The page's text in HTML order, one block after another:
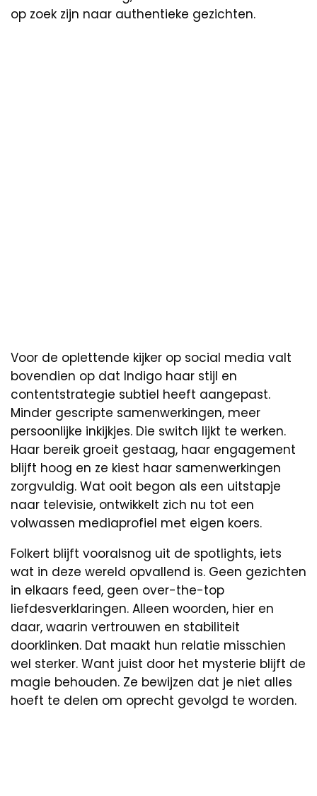
op zoek zijn naar authentieke gezichten.
Voor de oplettende kijker op social media valt
bovendien op dat Indigo haar stijl en
contentstrategie subtiel heeft aangepast.
Minder gescripte samenwerkingen, meer
persoonlijke inkijkjes. Die switch lijkt te werken.
Haar bereik groeit gestaag, haar engagement
blijft hoog en ze kiest haar samenwerkingen
zorgvuldig. Wat ooit begon als een uitstapje
naar televisie, ontwikkelt zich nu tot een
volwassen mediaprofiel met eigen koers.
Folkert blijft vooralsnog uit de spotlights, iets
wat in deze wereld opvallend is. Geen gezichten
in elkaars feed, geen over-the-top
liefdesverklaringen. Alleen woorden, hier en
daar, waarin vertrouwen en stabiliteit
doorklinken. Dat maakt hun relatie misschien
wel sterker. Want juist door het mysterie blijft de
magie behouden. Ze bewijzen dat je niet alles
hoeft te delen om oprecht gevolgd te worden.